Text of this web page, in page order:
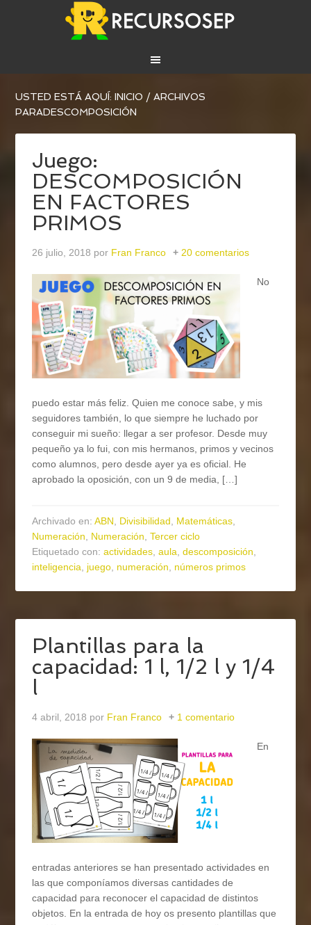
USTED ESTÁ AQUÍ:INICIO / ARCHIVOS
PARADESCOMPOSICIÓN
Juego:
DESCOMPOSICIÓN
EN FACTORES
PRIMOS
26 julio, 2018 por Fran Franco 20 comentarios
No
puedo estar más feliz. Quien me conoce sabe, y mis
seguidores también, lo que siempre he luchado por
conseguir mi sueño: llegar a ser profesor. Desde muy
pequeño ya lo fui, con mis hermanos, primos y vecinos
como alumnos, pero desde ayer ya es oficial. He
aprobado la oposición, con un 9 de media, […]
Archivado en:ABN, Divisibilidad, Matemáticas,
Numeración, Numeración,Tercer ciclo
Etiquetado con:actividades,aula,descomposición,
inteligencia, juego, numeración, números primos
Plantillas para la
capacidad: 1 l, 1/2 l y 1/4
l
4 abril, 2018 por Fran Franco 1 comentario
En
entradas anteriores se han presentado actividades en
las que componíamos diversas cantidades de
capacidad para reconocer el capacidad de distintos
objetos. En la entrada de hoy os presento plantillas que